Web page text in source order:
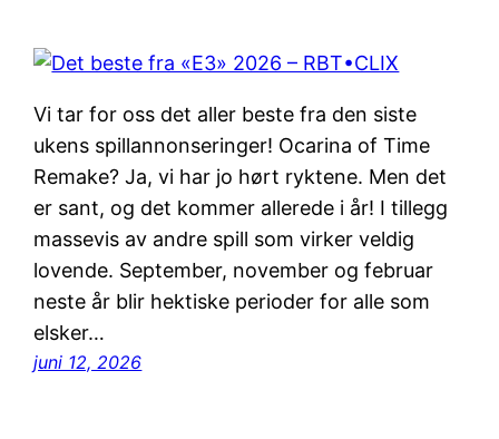
Vi tar for oss det aller beste fra den siste
ukens spillannonseringer! Ocarina of Time
Remake? Ja, vi har jo hørt ryktene. Men det
er sant, og det kommer allerede i år! I tillegg
massevis av andre spill som virker veldig
lovende. September, november og februar
neste år blir hektiske perioder for alle som
elsker…
juni 12, 2026